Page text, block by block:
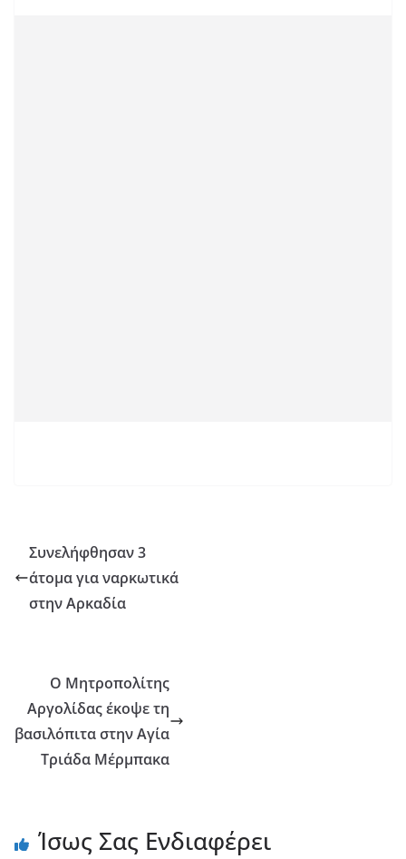
Συνελήφθησαν 3
άτομα για ναρκωτικά
στην Αρκαδία
Ο Μητροπολίτης
Αργολίδας έκοψε τη
βασιλόπιτα στην Αγία
Τριάδα Μέρμπακα
Ίσως Σας Ενδιαφέρει